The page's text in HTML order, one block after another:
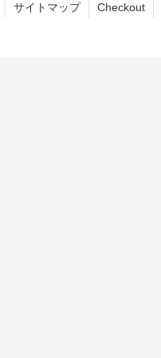
サイトマップ Checkout